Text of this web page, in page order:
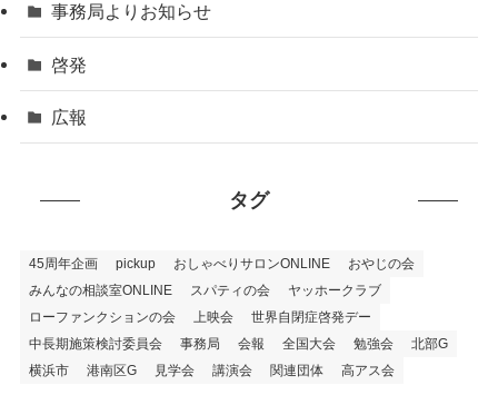
事務局よりお知らせ
啓発
広報
タグ
45周年企画 pickup おしゃべりサロンONLINE
おやじの会
みんなの相談室ONLINE
スパティの会
ヤッホークラブ
ローファンクションの会
上映会
世界自閉症啓発デー
中長期施策検討委員会
事務局 会報 全国大会 勉強会
北部G
横浜市
港南区G 見学会 講演会 関連団体 高アス会